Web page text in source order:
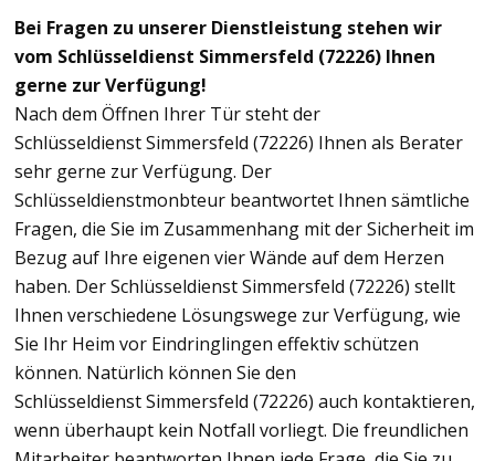
Bei Fragen zu unserer Dienstleistung stehen wir
vom Schlüsseldienst Simmersfeld (72226) Ihnen
gerne zur Verfügung!
Nach dem Öffnen Ihrer Tür steht der
Schlüsseldienst Simmersfeld (72226) Ihnen als Berater
sehr gerne zur Verfügung. Der
Schlüsseldienstmonbteur beantwortet Ihnen sämtliche
Fragen, die Sie im Zusammenhang mit der Sicherheit im
Bezug auf Ihre eigenen vier Wände auf dem Herzen
haben. Der Schlüsseldienst Simmersfeld (72226) stellt
Ihnen verschiedene Lösungswege zur Verfügung, wie
Sie Ihr Heim vor Eindringlingen effektiv schützen
können. Natürlich können Sie den
Schlüsseldienst Simmersfeld (72226) auch kontaktieren,
wenn überhaupt kein Notfall vorliegt. Die freundlichen